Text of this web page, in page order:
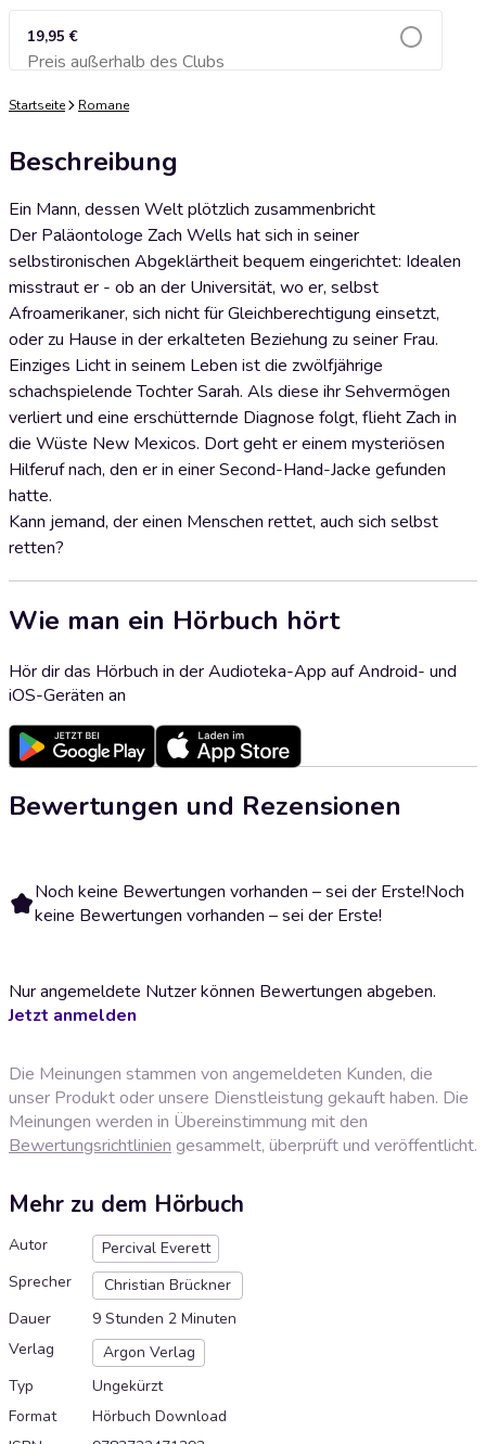
19,95 €
Preis außerhalb des ClubsZum Warenkorb hinzufügen
Startseite Romane
Beschreibung
Ein Mann, dessen Welt plötzlich zusammenbricht
Der Paläontologe Zach Wells hat sich in seiner
selbstironischen Abgeklärtheit bequem eingerichtet: Idealen
misstraut er - ob an der Universität, wo er, selbst
Afroamerikaner, sich nicht für Gleichberechtigung einsetzt,
oder zu Hause in der erkalteten Beziehung zu seiner Frau.
Einziges Licht in seinem Leben ist die zwölfjährige
schachspielende Tochter Sarah. Als diese ihr Sehvermögen
verliert und eine erschütternde Diagnose folgt, flieht Zach in
die Wüste New Mexicos. Dort geht er einem mysteriösen
Hilferuf nach, den er in einer Second-Hand-Jacke gefunden
hatte.
Kann jemand, der einen Menschen rettet, auch sich selbst
retten?
Wie man ein Hörbuch hört
Hör dir das Hörbuch in der Audioteka-App auf Android- und
iOS-Geräten an
Bewertungen und Rezensionen
Noch keine Bewertungen vorhanden – sei der Erste!Noch
keine Bewertungen vorhanden – sei der Erste!
Nur angemeldete Nutzer können Bewertungen abgeben.
Jetzt anmelden
Die Meinungen stammen von angemeldeten Kunden, die
unser Produkt oder unsere Dienstleistung gekauft haben. Die
Meinungen werden in Übereinstimmung mit den
Bewertungsrichtlinien gesammelt, überprüft und veröffentlicht.
Mehr zu dem Hörbuch
Autor
Percival Everett
Sprecher
Christian Brückner
Dauer
9 Stunden 2 Minuten
Verlag
Argon Verlag
Typ
Ungekürzt
Format
Hörbuch Download